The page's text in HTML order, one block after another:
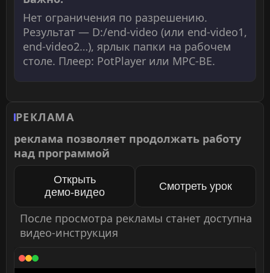
Нет ограничения по разрешению.
Результат — D:/end-video (или end-video1,
end-video2…), ярлык папки на рабочем
столе. Плеер: PotPlayer или MPC-BE.
РЕКЛАМА
реклама позволяет продолжать работу
над программой
Открыть
демо‑видео
Смотреть урок
После просмотра рекламы станет доступна
видео‑инструкция